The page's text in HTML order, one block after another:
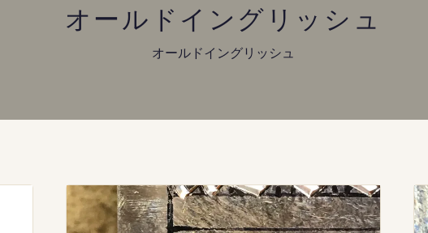
オールドイングリッシュ
オールドイングリッシュ